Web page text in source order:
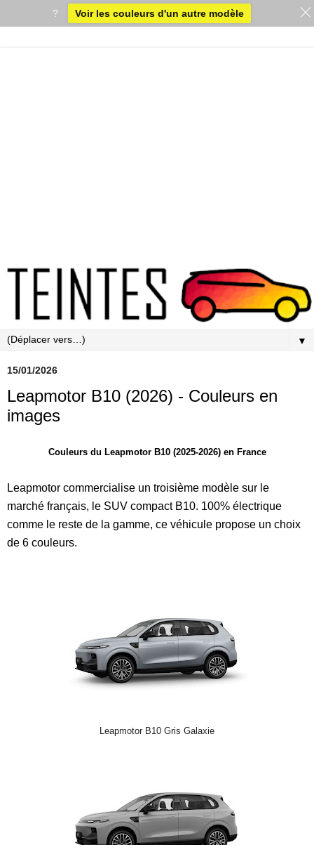
▼
15/01/2026
Leapmotor B10 (2026) - Couleurs en
images
Couleurs du Leapmotor B10 (2025-2026) en France
Leapmotor commercialise un troisième modèle sur le
marché français, le SUV compact B10. 100% électrique
comme le reste de la gamme, ce véhicule propose un choix
de 6 couleurs.
Leapmotor B10 Gris Galaxie
? Voir les couleurs d'un autre modèle